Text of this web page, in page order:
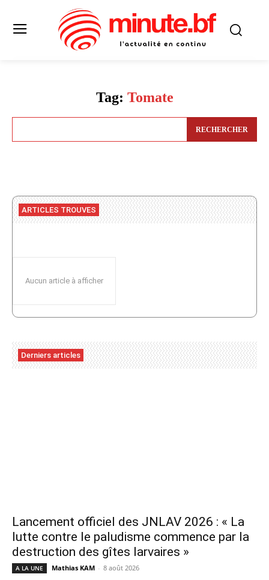
Tag: Tomate
RECHERCHER
ARTICLES TROUVES
Aucun article à afficher
Derniers articles
Lancement officiel des JNLAV 2026 : « La
lutte contre le paludisme commence par la
destruction des gîtes larvaires »
A LA UNE Mathias KAM - 8 août 2026